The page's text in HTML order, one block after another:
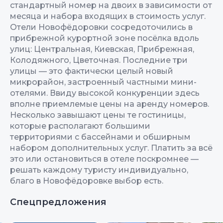
стандартный номер на двоих в зависимости от
месяца и набора входящих в стоимость услуг.
Отели Новофёдоровки сосредоточились в
прибрежной курортной зоне посёлка вдоль
улиц: Центральная, Киевская, Прибрежная,
Колодяжного, Цветочная. Последние три
улицы — это фактически целый новый
микрорайон, застроенный частными мини-
отелями. Ввиду высокой конкуренции здесь
вполне приемлемые цены на аренду номеров.
Несколько завышают цены те гостиницы,
которые располагают большими
территориями с бассейнами и обширным
набором дополнительных услуг. Платить за всё
это или остановиться в отеле поскромнее —
решать каждому туристу индивидуально,
благо в Новофёдоровке выбор есть.
Спецпредложения